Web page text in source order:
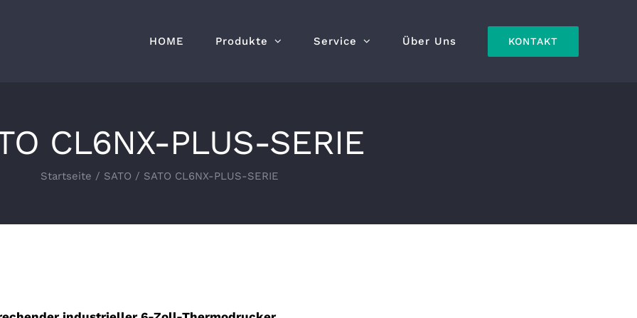
HOME Produkte Service Über Uns KONTAKT
CL6NX-PLUS-SERIE
Startseite / SATO / SATO CL6NX-PLUS-SERIE